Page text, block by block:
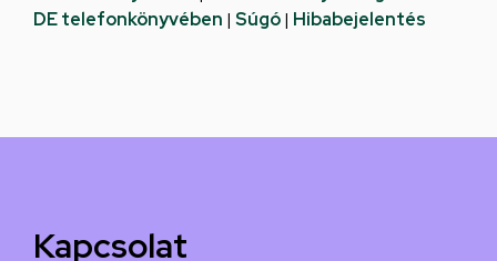
DE telefonkönyvében | Súgó| Hibabejelentés
Kapcsolat